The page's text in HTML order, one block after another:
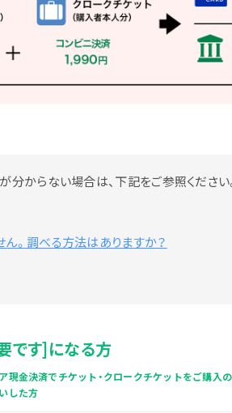
分からない場合は、下記をご参照ください
。調べる方法はありますか？
です]になる方
金決済でチケット・クロークチケットをご購入
した方